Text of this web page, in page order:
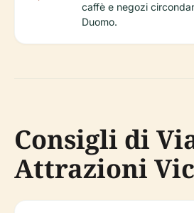
caffè e negozi
Duomo.
Consigli di
Attrazioni